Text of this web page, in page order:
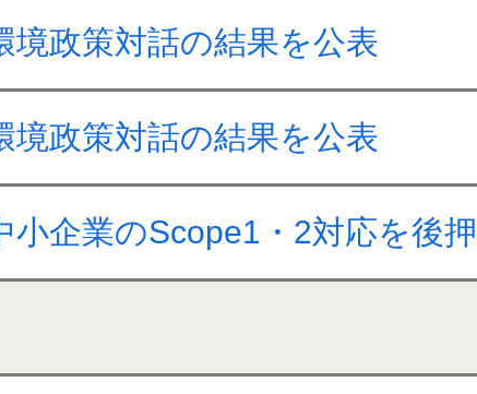
政策対話の結果を公表
政策対話の結果を公表
企業のScope1・2対応を後